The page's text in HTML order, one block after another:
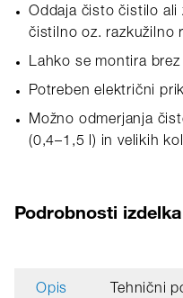
Oddaja čisto čistilo ali
čistilno oz. razkužilno
Lahko se montira
Potreben električni
Možno odmerjanja
(0,4–1,5 l) in velikih
Podrobnosti
Opis Tehnični